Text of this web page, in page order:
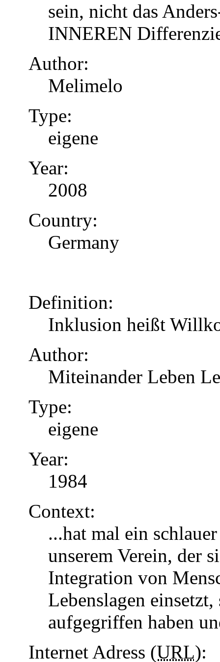
sein, nicht das
INNEREN
Author:
Melimelo
Type:
eigene
Year:
2008
Country:
Germany
Definition:
Inklusion heißt
Author:
Miteinander Leben
Type:
eigene
Year:
1984
Context:
...hat mal ein
unserem Verein, der
Integration von
Lebenslagen
aufgegriffen haben
Internet Adress (URL):